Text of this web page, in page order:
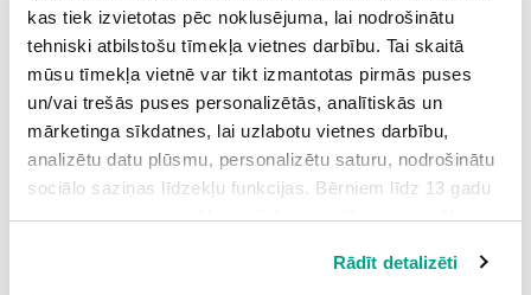
kas tiek izvietotas pēc noklusējuma, lai nodrošinātu
tehniski atbilstošu tīmekļa vietnes darbību. Tai skaitā
mūsu tīmekļa vietnē var tikt izmantotas pirmās puses
un/vai trešās puses personalizētās, analītiskās un
mārketinga sīkdatnes, lai uzlabotu vietnes darbību,
analizētu datu plūsmu, personalizētu saturu, nodrošinātu
sociālo saziņas līdzekļu funkcijas. Bērniem līdz 13 gadu
vecumam pirms izvēles veikšanas ir jāprasa vecāka vai
Spiežot uz pogas “Apstiprināt visas”, Jūs piekrītat visām
Rādīt detalizēti
Grūtības pakāpe: vidēja
Reliģisko simbolu nozīme
Grūtības pakāpe: vidēja
10.
Raksturīgs senās Ēģiptes vai senās Grieķijas
reliģiskai sistēmai
Grūtības pakāpe: vidēja